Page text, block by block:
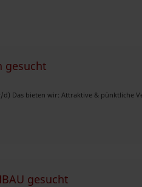
gesucht
Das bieten wir: Attraktive & pünktliche
gesucht